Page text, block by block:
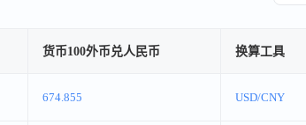
货币100外币兑人民币 换算工具
674.855 USD/CNY